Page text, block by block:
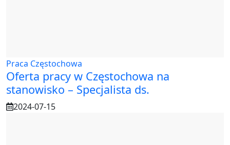
Praca Częstochowa
Oferta pracy w Częstochowa na
stanowisko – Specjalista ds.
2024-07-15